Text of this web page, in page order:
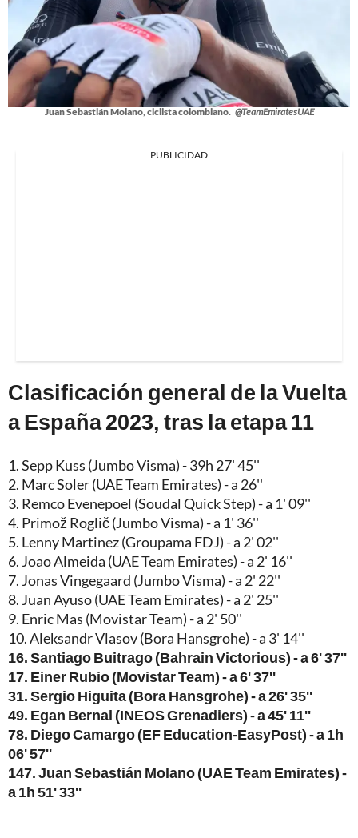
Juan Sebastián Molano, ciclista colombiano. @TeamEmiratesUAE
PUBLICIDAD
Clasificación general de la Vuelta
a España 2023, tras la etapa 11
1. Sepp Kuss (Jumbo Visma) - 39h 27' 45''
2. Marc Soler (UAE Team Emirates) - a 26''
3. Remco Evenepoel (Soudal Quick Step) - a 1' 09''
4. Primož Roglič (Jumbo Visma) - a 1' 36''
5. Lenny Martinez (Groupama FDJ) - a 2' 02''
6. Joao Almeida (UAE Team Emirates) - a 2' 16''
7. Jonas Vingegaard (Jumbo Visma) - a 2' 22''
8. Juan Ayuso (UAE Team Emirates) - a 2' 25''
9. Enric Mas (Movistar Team) - a 2' 50''
10. Aleksandr Vlasov (Bora Hansgrohe) - a 3' 14''
16. Santiago Buitrago (Bahrain Victorious) - a 6' 37''
17. Einer Rubio (Movistar Team) - a 6' 37''
31. Sergio Higuita (Bora Hansgrohe) - a 26' 35''
49. Egan Bernal (INEOS Grenadiers) - a 45' 11''
78. Diego Camargo (EF Education-EasyPost) - a 1h
06' 57''
147. Juan Sebastián Molano (UAE Team Emirates) -
a 1h 51' 33''